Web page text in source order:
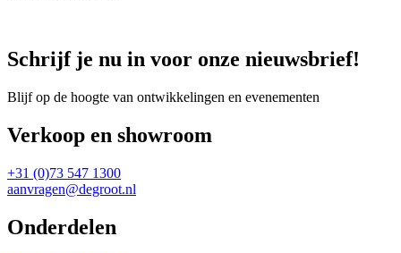
Schrijf je nu in voor onze nieuwsbrief!
Blijf op de hoogte van ontwikkelingen en evenementen
Verkoop en showroom
+31 (0)73 547 1300
aanvragen@degroot.nl
Onderdelen